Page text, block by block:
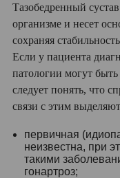
Тазобедренный
организме и несет
сохраняя
Если у пациента
патологии могут
следует понять, что
связи с этим
первичная
неизвестна, при
такими
гонартроз;